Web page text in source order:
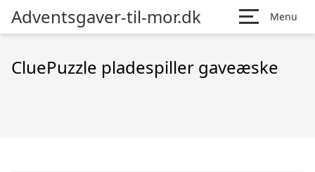
Adventsgaver-til-mor.dk Menu
CluePuzzle pladespiller gaveæske